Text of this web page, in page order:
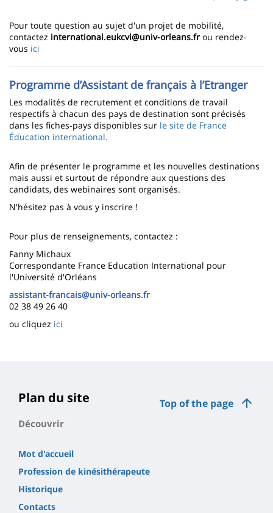
content
Contenu
de
page
principale
Pour toute question au sujet d'un projet de mobilité,
contactez international.eukcvl@univ-orleans.fr ou rendez-
vous ici
Programme d’Assistant de français à l’Etranger
Les modalités de recrutement et conditions de travail
respectifs à chacun des pays de destination sont précisés
dans les fiches-pays disponibles sur le site de France
Éducation international.
Afin de présenter le programme et les nouvelles destinations
mais aussi et surtout de répondre aux questions des
candidats, des webinaires sont organisés.
N'hésitez pas à vous y inscrire !
Pour plus de renseignements, contactez :
Fanny Michaux
Correspondante France Education International pour
l'Université d'Orléans
assistant-francais@univ-orleans.fr
02 38 49 26 40
ou cliquez ici
Top of the page
Plan du site
Découvrir
Mot d'accueil
Profession de kinésithérapeute
Historique
Contacts